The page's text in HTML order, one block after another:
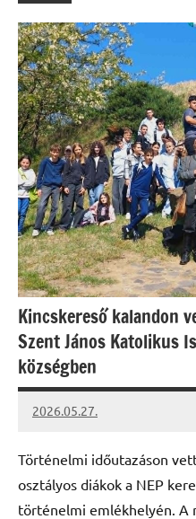
Kincskereső kalandon
Szent János Katolikus
községben
2026.05.27.
Leiszt
Történelmi időutazáson
osztályos diákok a NEP
történelmi emlékhelyén. A